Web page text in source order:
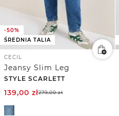
-50%
ŚREDNIA TALIA
CECIL
Jeansy Slim Leg
STYLE SCARLETT
139,00 zł279,00zł